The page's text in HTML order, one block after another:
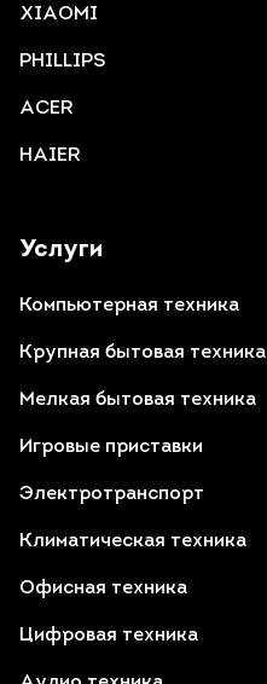
Услуги
Компьютерная техника
Крупная бытовая техника
Мелкая бытовая техника
Игровые приставки
Электротранспорт
Климатическая техника
Офисная техника
Цифровая техника
XIAOMI
PHILLIPS
ACER
HAIER